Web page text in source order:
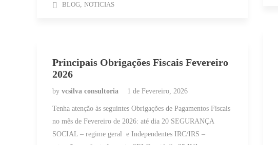
BLOG, NOTICIAS
Principais Obrigações Fiscais Fevereiro
2026
by vcsilva consultoria 1 de Fevereiro, 2026
Tenha atenção às seguintes Obrigações de Pagamentos Fiscais
no mês de Fevereiro de 2026: até dia 20 SEGURANÇA
SOCIAL – regime geral e Independentes IRC/IRS –